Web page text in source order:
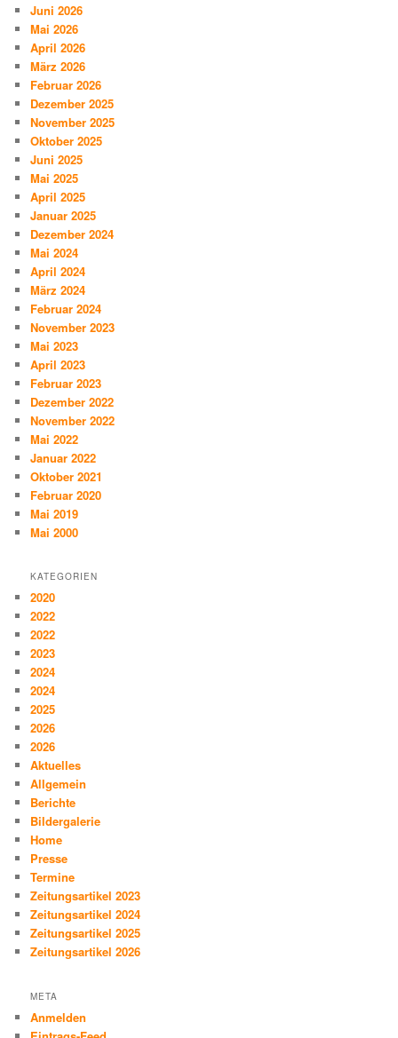
Juni 2026
Mai 2026
April 2026
März 2026
Februar 2026
Dezember 2025
November 2025
Oktober 2025
Juni 2025
Mai 2025
April 2025
Januar 2025
Dezember 2024
Mai 2024
April 2024
März 2024
Februar 2024
November 2023
Mai 2023
April 2023
Februar 2023
Dezember 2022
November 2022
Mai 2022
Januar 2022
Oktober 2021
Februar 2020
Mai 2019
Mai 2000
KATEGORIEN
2020
2022
2022
2023
2024
2024
2025
2026
2026
Aktuelles
Allgemein
Berichte
Bildergalerie
Home
Presse
Termine
Zeitungsartikel 2023
Zeitungsartikel 2024
Zeitungsartikel 2025
Zeitungsartikel 2026
META
Anmelden